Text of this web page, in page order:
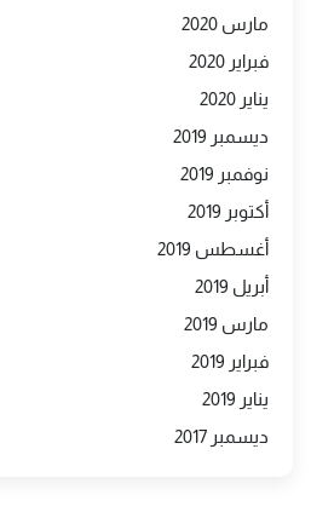
مارس 2020
فبراير 2020
يناير 2020
ديسمبر 2019
نوفمبر 2019
أكتوبر 2019
أغسطس 2019
أبريل 2019
مارس 2019
فبراير 2019
يناير 2019
ديسمبر 2017